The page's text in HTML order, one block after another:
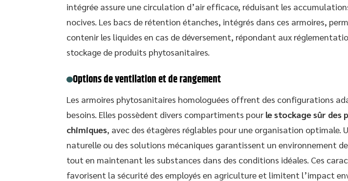
intégrée assure une circulation d’air efficace, réduisant les
nocives. Les bacs de rétention étanches, intégrés dans ces armoires,
contenir les liquides en cas de déversement, répondant aux
stockage de produits phytosanitaires.
Options de ventilation et de rangement
Les armoires phytosanitaires homologuées offrent des configurations
besoins. Elles possèdent divers compartiments pour le stockage sûr des
chimiques, avec des étagères réglables pour une organisation optimale.
naturelle ou des solutions mécaniques garantissent un environnement
tout en maintenant les substances dans des conditions idéales. Ces
favorisent la sécurité des employés en agriculture et limitent l’impact